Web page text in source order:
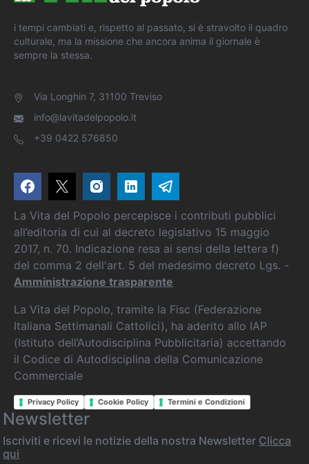
i tempi cambiati e, rispetto al passato, si è stravolto il quadro
culturale, ma la missione che ancora anima il giornale è
sempre la stessa.
Via Longhin 7, 31100 Treviso
info@lavitadelpopolo.it
+39 0422 576850
La Vita del Popolo percepisce i contributi pubblici
all’editoria di cui al decreto legislativo 15 maggio
2017, n. 70. Indicazione resa ai sensi della lettera f)
del comma 2 dell'art. 5 del medesimo decreto Lgs. -
Amministrazione trasparente
La Vita del Popolo, tramite la Fisc (Federazione
Italiana Settimanali Cattolici), ha aderito allo IAP
(Istituto dell’Autodisciplina Pubblicitaria) accettando
il Codice di Autodisciplina della Comunicazione
Commerciale
Privacy Policy Cookie Policy Termini e Condizioni
Newsletter
Iscriviti e ricevi le notizie della nostra Newsletter Clicca
qui